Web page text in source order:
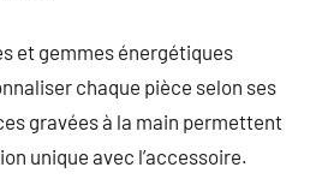
et gemmes énergétiques
chaque pièce selon ses
gravées à la main permettent
unique avec l’accessoire.